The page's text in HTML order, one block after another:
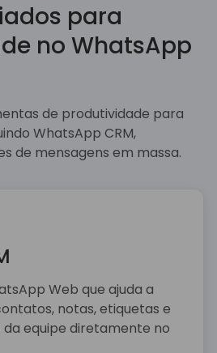
para
no WhatsApp
de produtividade para
WhatsApp CRM,
de mensagens em massa.
Web que ajuda a
notas, etiquetas e
equipe diretamente no